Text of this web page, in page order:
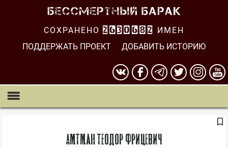
СОХРАНЕНО 2630682
ИМЕН
ПОДДЕРЖАТЬ ПРОЕКТ
ДОБАВИТЬ ИСТОРИЮ
Амтман Теодор Фрицевич